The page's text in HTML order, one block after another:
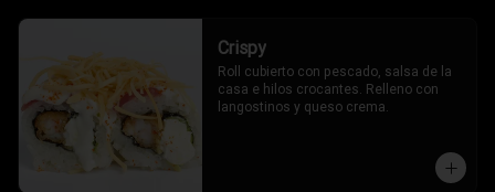
Crispy
Roll cubierto con pescado, salsa de la
casa e hilos crocantes. Relleno con
langostinos y queso crema.